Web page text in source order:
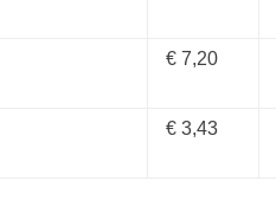
€ 7,20
€ 3,43